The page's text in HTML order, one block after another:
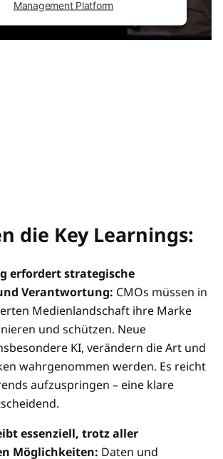
Management Platform
die Key Learnings:
erfordert strategische
Verantwortung: CMOs müssen in
Medienlandschaft ihre Marke
und schützen. Neue
KI, verändern die Art und
wahrgenommen werden. Es reicht
aufzuspringen – eine klare
essenziell, trotz aller
Möglichkeiten: Daten und